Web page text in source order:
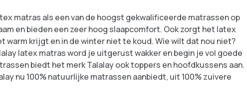
matras als een van de hoogst gekwalificeerde matrassen op
en bieden een zeer hoog slaapcomfort. Ook zorgt het latex
warm krijgt en in de winter niet te koud. Wie wilt dat nou niet?
latex matras word je uitgerust wakker en begin je vol goede
biedt het merk Talalay ook toppers en hoofdkussens aan.
nu 100% natuurlijke matrassen aanbiedt, uit 100% zuivere